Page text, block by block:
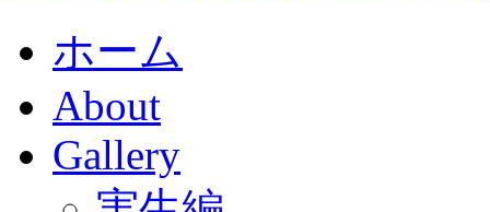
ホーム
About
Gallery